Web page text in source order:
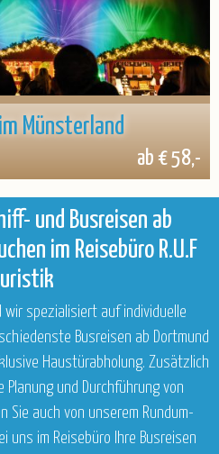
Münsterland
ab € 58,-
und Busreisen ab
im Reisebüro R.U.F
wir spezialisiert auf individuelle
Busreisen ab Dortmund
Haustürabholung. Zusätzlich
Planung und Durchführung von
Sie auch von unserem Rundum-
uns im Reisebüro Ihre Busreisen